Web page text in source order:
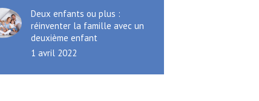
Deux enfants ou plus :
réinventer la famille avec un
deuxième enfant
1 avril 2022